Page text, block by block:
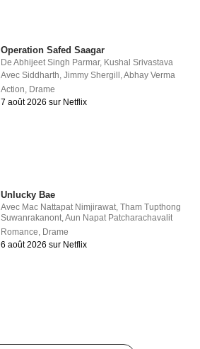
Operation Safed Saagar
DeAbhijeet Singh Parmar, Kushal Srivastava
AvecSiddharth,Jimmy Shergill ,Abhay Verma
Action, Drame
7 août 2026 sur Netflix
Unlucky Bae
Avec Mac Nattapat Nimjirawat ,Tham Tupthong
Suwanrakanont ,Aun Napat Patcharachavalit
Romance Drame
6 août 2026 sur Netflix